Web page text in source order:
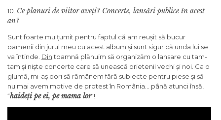
10. Ce planuri de viitor aveți? Concerte, lansări publice în acest
an?
Sunt foarte mulțumit pentru faptul că am reușit să bucur
oamenii din jurul meu cu acest album și sunt sigur că unda lui se
va întinde. Dintoamnă plănuim să organizăm o lansare cu tam-
tam și niște concerte care să unească prietenii vechi și noi. Ca o
glumă, mi-aș dori să rămânem fără subiecte pentru piese și să
nu mai avem motive de protest în România… până atunci însă,
“haideți pe ei, pe mama lor“!